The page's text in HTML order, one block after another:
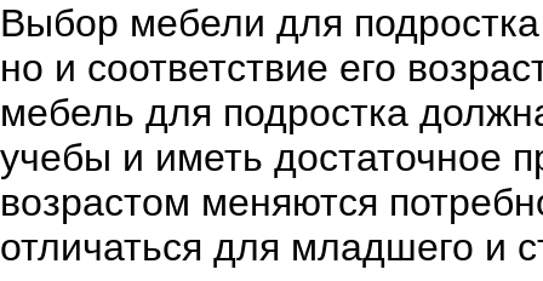
Выбор мебели для
но и соответствие его
мебель для подростка
учебы и иметь достаточное
возрастом меняются
отличаться для младшего и